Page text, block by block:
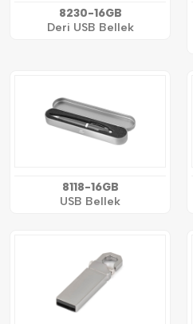
8230-16GB
Deri USB Bellek
8118-16GB
USB Bellek